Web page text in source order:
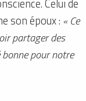
Celui de
son époux : « Ce
partager des
pour notre